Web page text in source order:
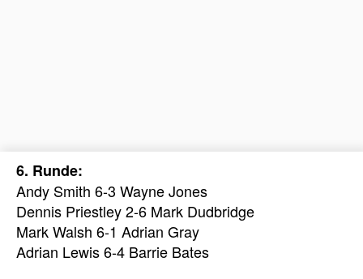
6. Runde:
Andy Smith 6-3 Wayne Jones
Dennis Priestley 2-6 Mark Dudbridge
Mark Walsh 6-1 Adrian Gray
Adrian Lewis 6-4 Barrie Bates